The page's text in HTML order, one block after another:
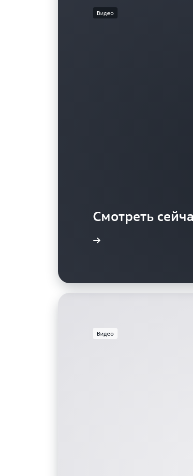
Видео
Смотреть
Видео